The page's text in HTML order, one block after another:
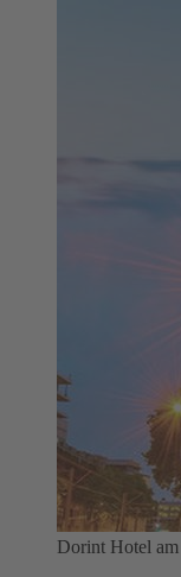
Dorint Hotel